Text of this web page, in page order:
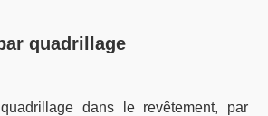
quadrillage
dans le revêtement, par